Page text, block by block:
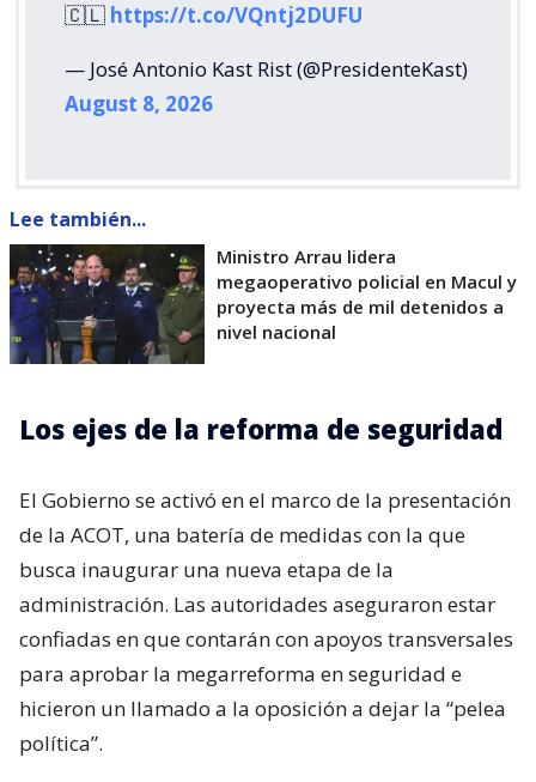
🇨🇱 https://t.co/VQntj2DUFU
— José Antonio Kast Rist (@PresidenteKast)
August 8, 2026
Lee también...
Ministro Arrau lidera
megaoperativo policial en Macul y
proyecta más de mil detenidos a
nivel nacional
Los ejes de la reforma de seguridad
El Gobierno se activó en el marco de la presentación
de la ACOT, una batería de medidas con la que
busca inaugurar una nueva etapa de la
administración. Las autoridades aseguraron estar
confiadas en que contarán con apoyos transversales
para aprobar la megarreforma en seguridad e
hicieron un llamado a la oposición a dejar la “pelea
política”.